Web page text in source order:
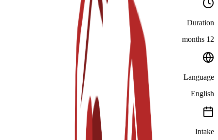
Duration
12 months
Language
English
Intake